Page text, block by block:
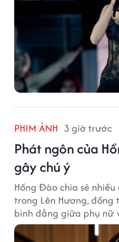
PHIM ẢNH 3 giờ trước
Phát ngôn của
gây chú ý
Hồng Đào chia sẻ
trong Lên Hương,
bình đẳng giữa phụ nữ